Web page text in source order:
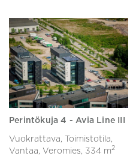
Perintökuja 4 - Avia Line III
Vuokrattava, Toimistotila,
Vantaa, Veromies, 334 m2